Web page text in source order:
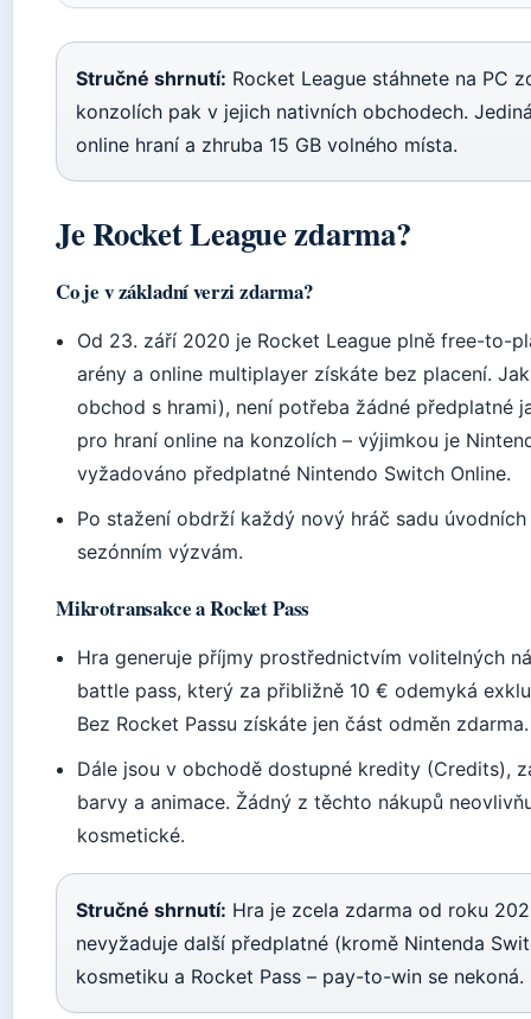
Stručné shrnutí: Rocket League stáhnete na PC
konzolích pak v jejich nativních obchodech.
online hraní a zhruba 15 GB volného místa.
Je Rocket League zdarma?
Co je v základní verzi zdarma?
Od 23. září 2020 je Rocket League plně free-to-
arény a online multiplayer získáte bez placení.
obchod s hrami), není potřeba žádné předplatné
pro hraní online na konzolích – výjimkou je
vyžadováno předplatné Nintendo Switch Online.
Po stažení obdrží každý nový hráč sadu
sezónním výzvám.
Mikrotransakce a Rocket Pass
Hra generuje příjmy prostřednictvím volitelných
battle pass, který za přibližně 10 € odemyká
Bez Rocket Passu získáte jen část odměn zdarma.
Dále jsou v obchodě dostupné kredity (Credits),
barvy a animace. Žádný z těchto nákupů
kosmetické.
Stručné shrnutí: Hra je zcela zdarma od roku
nevyžaduje další předplatné (kromě Nintenda
kosmetiku a Rocket Pass – pay-to-win se nekoná.